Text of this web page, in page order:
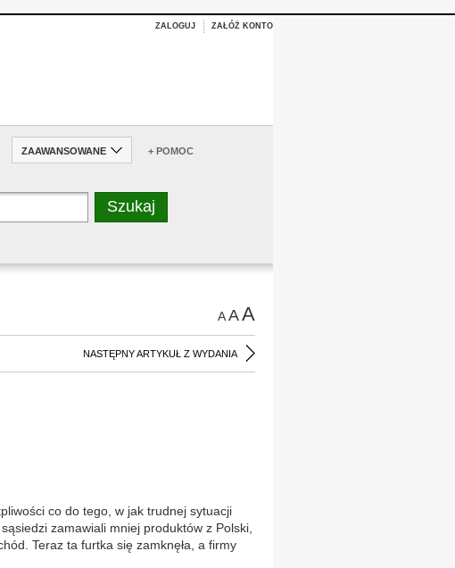
ZALOGUJ ZAŁÓŻ KONTO
ZAAWANSOWANE + POMOC
AAA
NASTĘPNY ARTYKUŁ Z WYDANIA
co do tego, w jak trudnej sytuacji
zamawiali mniej produktów z Polski,
Teraz ta furtka się zamknęła, a firmy